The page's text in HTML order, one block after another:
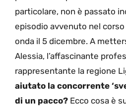
particolare, non è passato
episodio avvenuto nel
onda il 5 dicembre. A
Alessia, l’affascinante
rappresentante la regione
aiutato la concorrente
di un pacco? Ecco cosa è